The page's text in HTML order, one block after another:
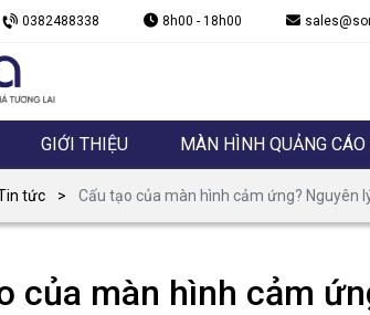
0382488338 8h00 - 18h00
GIỚI THIỆU MÀN HÌNH QUẢNG CÁO
tức Cấu tạo của màn hình cảm ứng? Nguyên
của màn hình cảm